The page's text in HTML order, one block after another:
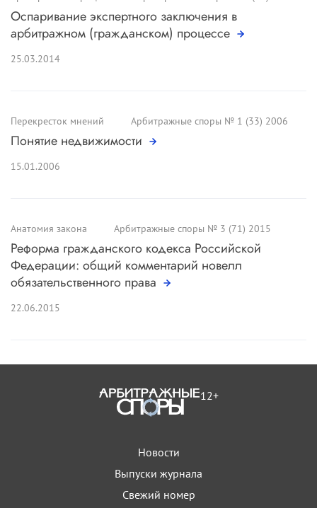
закреплены в региональных или местных
нормативных актах, может быть дано только тем
территориальным налоговым органом, в
использование при формировании налоговой
базы разъяснения налогового органа иного
субъекта Российской Федерации, даже если на
подпунктом 3 пункта 1 статьи 111 НК РФ.
Никаких разъяснений по данному во-просу
Управлением Федеральной налоговой службы
по месту учета общества не дано (
Оспаривание экспертного заключения в
арбитражном (гражданском) процессе
25.03.2014
Перекресток мнений Арбитражные споры № 1 (33) 2006
Понятие недвижимости
15.01.2006
Анатомия закона Арбитражные споры № 3 (71) 2015
Реформа гражданского кодекса Российской
Федерации: общий комментарий новелл
обязательственного права
22.06.2015
12+
Новости
Выпуски журнала
Свежий номер